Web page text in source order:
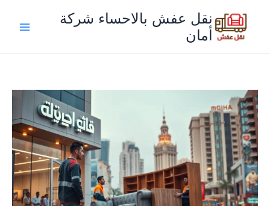
المحتوى
نقل عفش بالاحساء شركة
أمان